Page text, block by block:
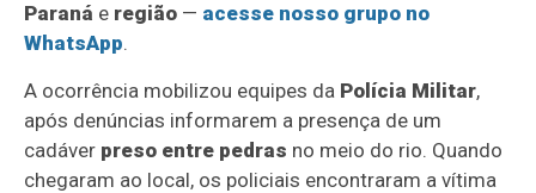
Paraná e região — acesse nosso grupo no
WhatsApp.
A ocorrência mobilizou equipes da Polícia Militar,
após denúncias informarem a presença de um
cadáver preso entre pedras no meio do rio. Quando
chegaram ao local, os policiais encontraram a vítima